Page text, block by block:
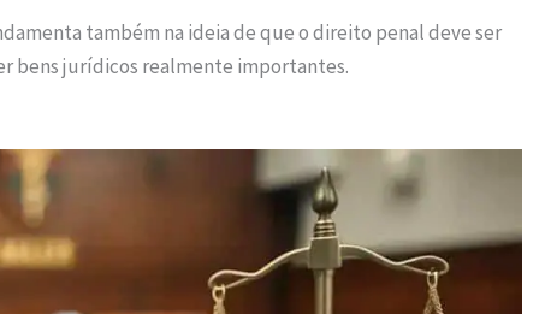
também na ideia de que o direito penal deve ser
bens jurídicos realmente importantes.